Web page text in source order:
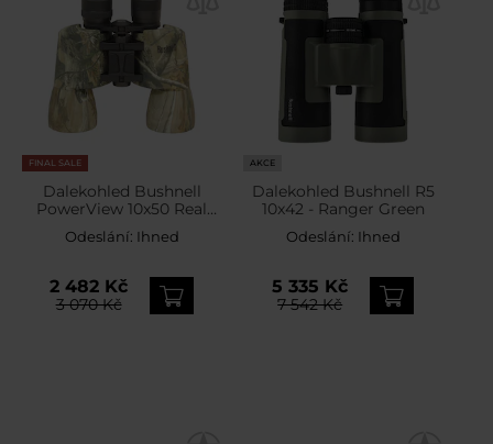
FINAL SALE
Dalekohled Bushnell
PowerView 10x50 Real
Tree Camo
Odeslání: Ihned
2 482 Kč
3 070 Kč
AKCE
Dalekohled Bushnell R5
10x42 - Ranger Green
Odeslání: Ihned
5 335 Kč
7 542 Kč